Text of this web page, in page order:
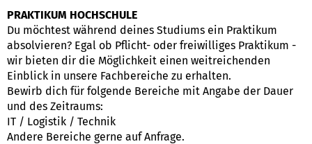
PRAKTIKUM HOCHSCHULE
Du möchtest während deines Studiums ein Praktikum
absolvieren? Egal ob Pflicht- oder freiwilliges Praktikum -
wir bieten dir die Möglichkeit einen weitreichenden
Einblick in unsere Fachbereiche zu erhalten.
Bewirb dich für folgende Bereiche mit Angabe der Dauer
und des Zeitraums:
IT / Logistik / Technik
Andere Bereiche gerne auf Anfrage.